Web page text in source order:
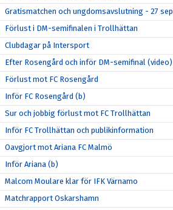
Gratismatchen och ungdomsavslutning - 27 sep
Förlust i DM-semifinalen i Trollhättan
Clubdagar på Intersport
Efter Rosengård och inför DM-semifinal (video)
Förlust mot FC Rosengård
Inför FC Rosengård (b)
Sur och jobbig förlust mot FC Trollhättan
Inför FC Trollhättan och publikinformation
Oavgjort mot Ariana FC Malmö
Inför Ariana (b)
Malcom Moulare klar för IFK Värnamo
Matchrapport Oskarshamn